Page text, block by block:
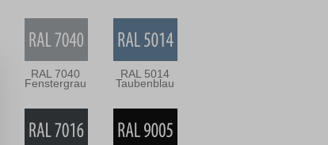
RAL 7040
Fenstergrau
RAL 5014
Taubenblau